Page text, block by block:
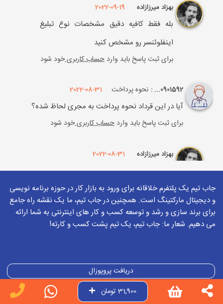
31,900 تومان
بهزاد میرزازاده 2022-09-19
بله فقط کافیه دقیق مشخصات نوع تبلیغ
اینفلوئنسر رو مشخص کنید
برای ثبت پاسخ باید وارد حساب کاربریخود شود
0901592... : نحوه پرداخت 2022-08-31
آیا در این قرداد نحوه پرداخت به مجری لحاظ شده؟
برای ثبت پاسخ باید وارد حساب کاربریخود شود
بهزاد میرزازاده 2022-08-31
این براساس شیوه دریافت خود شماست
عموما همه مبلغ رو مجری اول کار میگیره ولی
میتونید طوری تنظیم کنید که نصف اول کار و
نصف آخر کار
جاب تیم یک پلتفرم خلاقانه برای ورود به بازار کار در حوزه برنامه نویسی
و دیجیتال مارکتینگ است. همچنین در جاب تیم، ما یک نقشه راه جامع
برای برند سازی و رشد و توسعه کسب و کار های اینترنتی به شما ارائه
می دهیم. شعار ما: جاب تیم، یک تیم پشت کسب و کارته!
دریافت پروپوزال
دریافت تعرفه